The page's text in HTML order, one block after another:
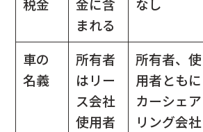
税金
金に含
まれる
なし
車の
名義
所有者
はリー
ス会社
使用者
所有者、使
用者ともに
カーシェア
リング会社